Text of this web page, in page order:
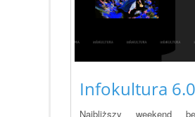
Infokultura
Najbliższy weekend